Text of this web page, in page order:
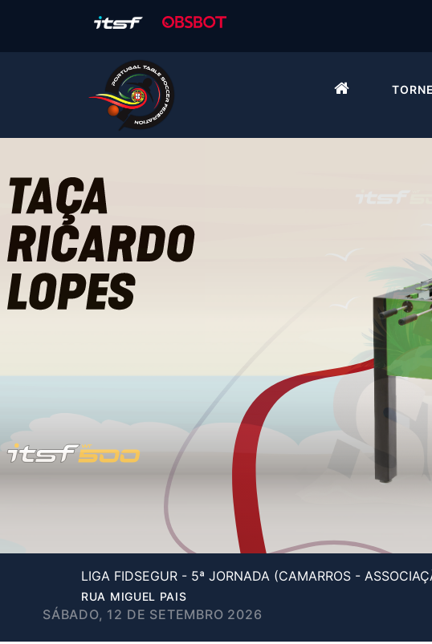
LIGA FIDSEGUR - 5ª JORNADA (CAMARROS -
RUA MIGUEL PAIS
SÁBADO, 12 DE SETEMBRO 2026